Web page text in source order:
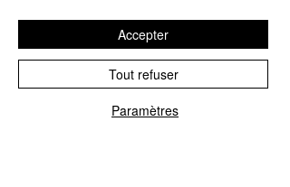
Protection des données
Mentions légales
Paramètres
Tout refuser
Accepter